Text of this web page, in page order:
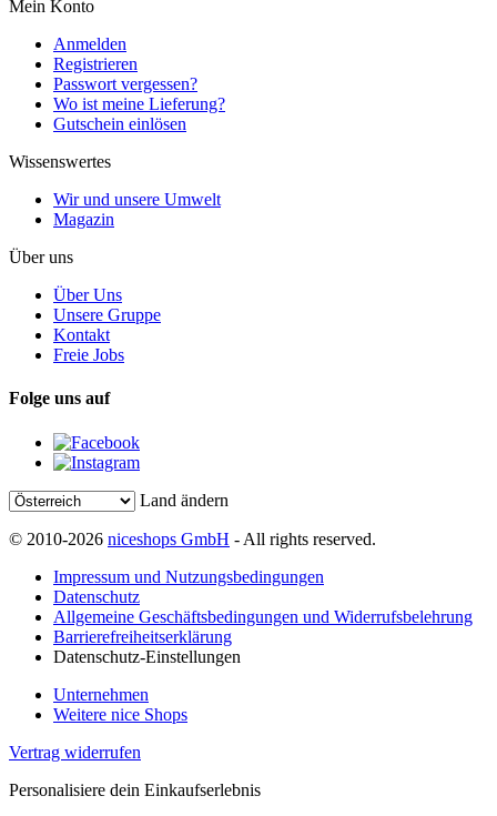
Mein Konto
Anmelden
Registrieren
Passwort vergessen?
Wo ist meine Lieferung?
Gutschein einlösen
Wissenswertes
Wir und unsere Umwelt
Magazin
Über uns
Über Uns
Unsere Gruppe
Kontakt
Freie Jobs
Folge uns auf
Land ändern
© 2010-2026 niceshops GmbH - All rights reserved.
Impressum und Nutzungsbedingungen
Datenschutz
Allgemeine Geschäftsbedingungen und Widerrufsbelehrung
Barrierefreiheitserklärung
Datenschutz-Einstellungen
Unternehmen
Weitere nice Shops
Vertrag widerrufen
Personalisiere dein Einkaufserlebnis